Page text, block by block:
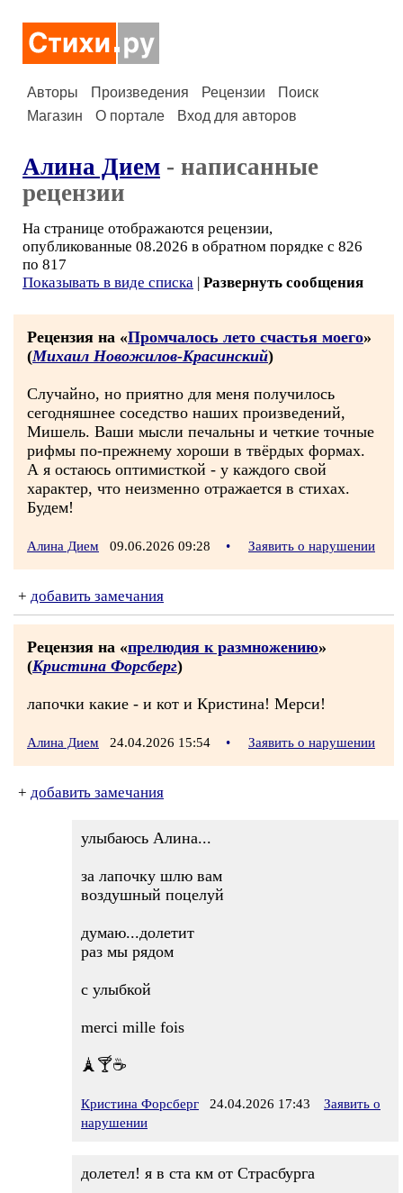
Авторы Произведения Рецензии
Поиск
Магазин
О портале Вход для авторов
Алина Дием - написанные
рецензии
На странице отображаются рецензии,
опубликованные 08.2026 в обратном порядке с 826
по 817
Показывать в виде списка | Развернуть сообщения
Рецензия на «Промчалось лето счастья моего»
(Михаил Новожилов-Красинский)
Случайно, но приятно для меня получилось
сегодняшнее соседство наших произведений,
Мишель. Ваши мысли печальны и четкие точные
рифмы по-прежнему хороши в твёрдых формах.
А я остаюсь оптимисткой - у каждого свой
характер, что неизменно отражается в стихах.
Будем!
Алина Дием 09.06.2026 09:28 • Заявить о нарушении
+ добавить замечания
Рецензия на «прелюдия к размножению»
(Кристина Форсберг)
лапочки какие - и кот и Кристина! Мерси!
Алина Дием 24.04.2026 15:54 • Заявить о нарушении
+ добавить замечания
улыбаюсь Алина...
за лапочку шлю вам
воздушный поцелуй
думаю...долетит
раз мы рядом
с улыбкой
merci mille fois
🗼🍸☕️
Кристина Форсберг 24.04.2026 17:43
Заявить о
нарушении
долетел! я в ста км от Страсбурга